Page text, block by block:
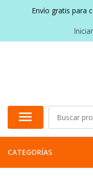
Envío gratis para
CATEGORÍAS